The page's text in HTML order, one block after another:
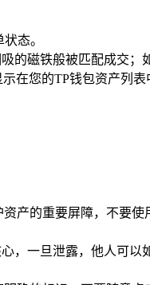
态。
的磁铁般被匹配成交；
在您的TP钱包资产列
产的重要屏障，不要
，一旦泄露，他人可